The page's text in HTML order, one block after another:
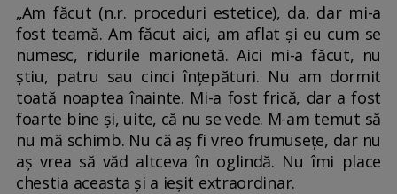
„Am făcut (n.r. proceduri estetice), da, dar mi-a
fost teamă. Am făcut aici, am aflat și eu cum se
numesc, ridurile marionetă. Aici mi-a făcut, nu
știu, patru sau cinci înțepături. Nu am dormit
toată noaptea înainte. Mi-a fost frică, dar a fost
foarte bine și, uite, că nu se vede. M-am temut să
nu mă schimb. Nu că aș fi vreo frumusețe, dar nu
aș vrea să văd altceva în oglindă. Nu îmi place
chestia aceasta și a ieșit extraordinar.